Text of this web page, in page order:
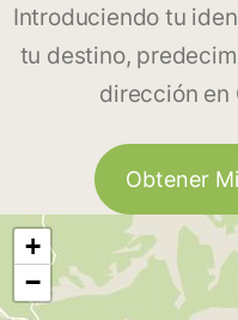
Introduciendo tu
tu destino,
dirección en
Obtener
+
−